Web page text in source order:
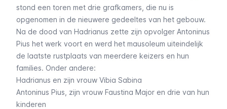
stond een toren met drie grafkamers, die nu is
opgenomen in de nieuwere gedeeltes van het gebouw.
Na de dood van Hadrianus zette zijn opvolger Antoninus
Pius het werk voort en werd het mausoleum uiteindelijk
de laatste rustplaats van meerdere keizers en hun
families. Onder andere:
Hadrianus en zijn vrouw Vibia Sabina
Antoninus Pius, zijn vrouw Faustina Major en drie van hun
kinderen